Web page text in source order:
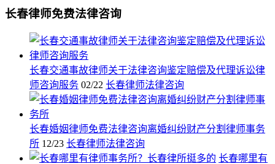
长春律师免费法律咨询
长春交通事故律师关于法律咨询鉴定赔偿及代理诉讼律
师咨询服务 02/22 长春律师法律咨询
长春婚姻律师免费法律咨询离婚纠纷财产分割律师事务
所 12/23 长春律师法律咨询
长春哪里有